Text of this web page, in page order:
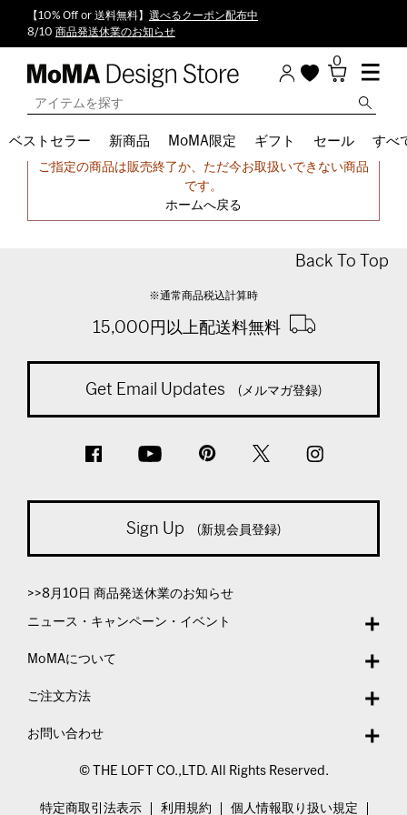
【10% Off or 送料無料】 選べるクーポン配布中
8/10 商品発送休業のお知らせ
0
ベストセラー 新商品 MoMA限定 ギフト セール すべ
申し訳ございません。
ご指定の商品は販売終了か、ただ今お取扱いできない商品
です。
ホームへ戻る
Back To Top
※通常商品税込計算時
15,000円以上配送料無料
Get Email Updates (メルマガ登録)
Sign Up (新規会員登録)
>>8月10日 商品発送休業のお知らせ
ニュース・キャンペーン・イベント
MoMAについて
ご注文方法
お問い合わせ
© THE LOFT CO.,LTD. All Rights Reserved.
特定商取引法表示 利用規約 個人情報取り扱い規定